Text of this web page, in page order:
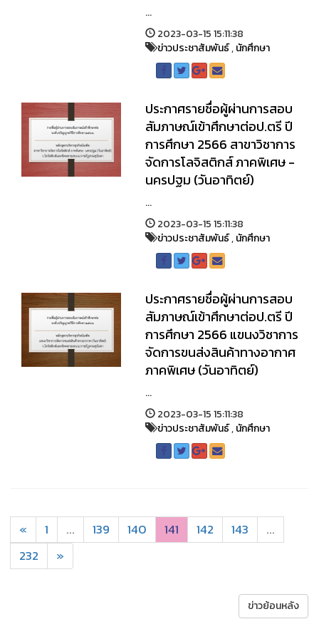
...
2023-03-15 15:11:38
ข่าวประชาสัมพันธ์,นักศึกษา
ประกาศรายชื่อผู้ผ่านการสอบ
สัมภาษณ์เข้าศึกษาต่อป.ตรี ปี
การศึกษา 2566 สาขาวิชาการ
จัดการโลจิสติกส์ ภาคพิเศษ -
นครปฐม (วันอาทิตย์)
...
2023-03-15 15:11:38
ข่าวประชาสัมพันธ์,นักศึกษา
ประกาศรายชื่อผู้ผ่านการสอบ
สัมภาษณ์เข้าศึกษาต่อป.ตรี ปี
การศึกษา 2566 แขนงวิชาการ
จัดการขนส่งสินค้าทางอากาศ
ภาคพิเศษ (วันอาทิตย์)
...
2023-03-15 15:11:38
ข่าวประชาสัมพันธ์,นักศึกษา
« 1 ... 139 140 141 142 143
...
232
»
ข่าวย้อนหลัง